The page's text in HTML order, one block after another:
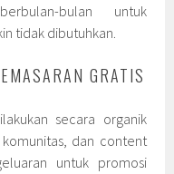
bulan untuk
tidak dibutuhkan.
GRATIS
secara organik
dan content
untuk promosi